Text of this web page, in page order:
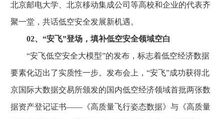
北京邮电大学、北京移动集成公司等高校和企业的代表齐
聚一堂，共话低空安全发展新机遇。
02、“安飞”登场，填补低空安全领域空白
“安飞低空安全大模型”的发布，标志着低空经济数据
要素化迈出了实质性一步。发布会上，“安飞”成功获得北
京国际大数据交易所颁发的国内低空经济领域首批两张数
据资产登记证书——《高质量飞行姿态数据》与《高质量